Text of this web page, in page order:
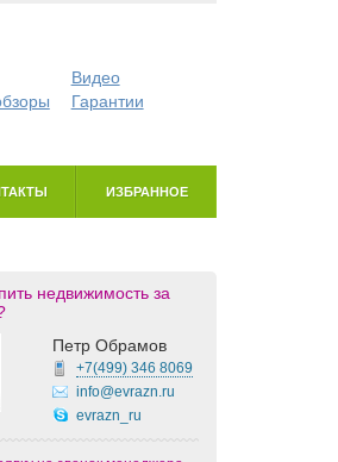
Видео
Гарантии
ИЗБРАННОЕ
недвижимость за
Петр Обрамов
+7(499)346 8069
info@evrazn.ru
evrazn_ru